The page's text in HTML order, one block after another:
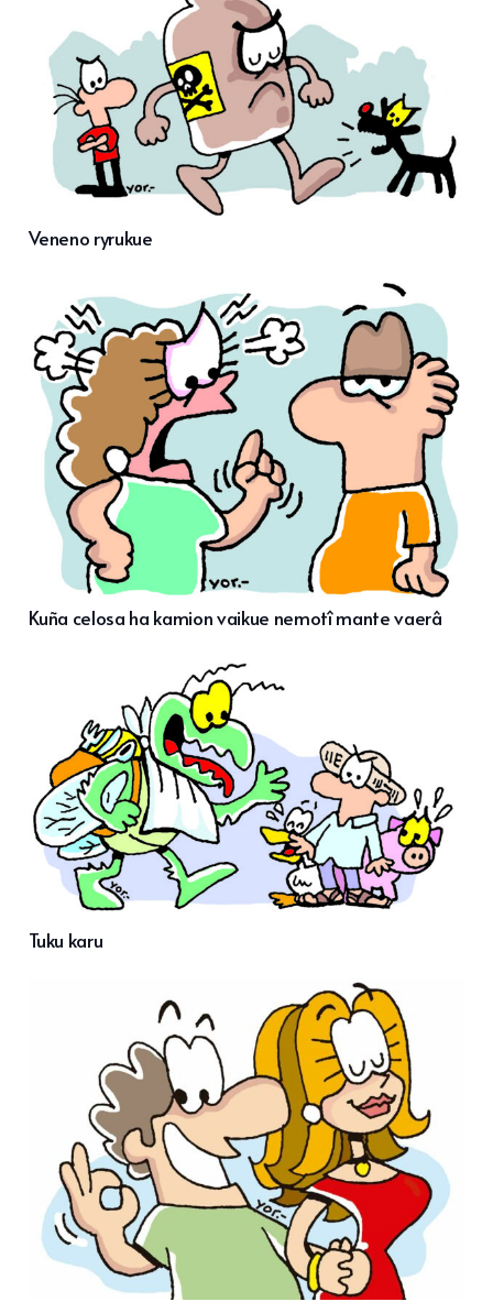
Veneno ryrukue
Kuña celosa ha kamion vaikue nemotî mante vaerâ
Tuku karu